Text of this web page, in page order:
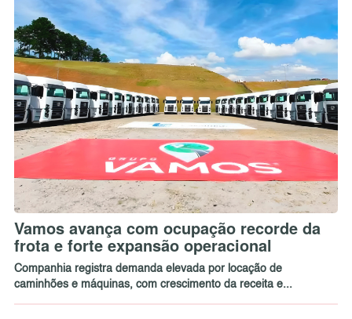
Vamos avança com ocupação recorde da
frota e forte expansão operacional
Companhia registra demanda elevada por locação de
caminhões e máquinas, com crescimento da receita e...